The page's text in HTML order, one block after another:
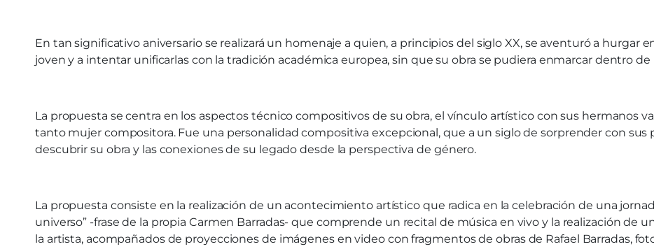
En tan significativo aniversario se realizará un homenaje a quien, a principios del siglo XX, se aventuró a hurgar
joven y a intentar unificarlas con la tradición académica europea, sin que su obra se pudiera enmarcar dentro
La propuesta se centra en los aspectos técnico compositivos de su obra, el vínculo artístico con sus hermanos
tanto mujer compositora. Fue una personalidad compositiva excepcional, que a un siglo de sorprender con
descubrir su obra y las conexiones de su legado desde la perspectiva de género.
La propuesta consiste en la realización de un acontecimiento artístico que radica en la celebración de una
universo” -frase de la propia Carmen Barradas- que comprende un recital de música en vivo y la realización de
la artista, acompañados de proyecciones de imágenes en video con fragmentos de obras de Rafael Barradas,